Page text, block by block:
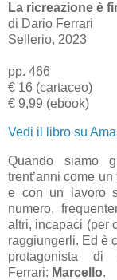
La ricreazione è
di Dario Ferrari
Sellerio, 2023
pp. 466
€ 16 (cartaceo)
€ 9,99 (ebook)
Vedi il libro su
Quando siamo
trent’anni come
e con un lavoro
numero,
altri, incapaci (per
raggiungerli. Ed è
protagonista di
Ferrari: Marcello.